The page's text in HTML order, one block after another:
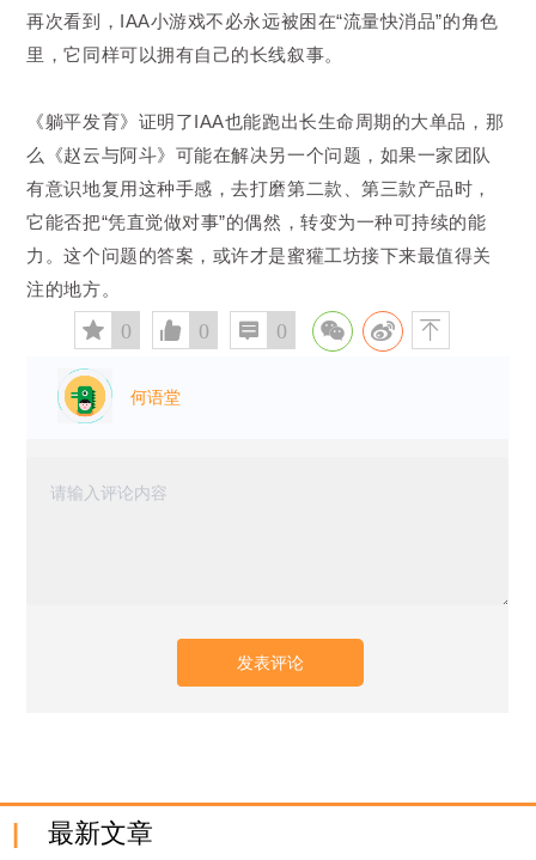
再次看到，IAA小游戏不必永远被困在“流量快消品”的角色
里，它同样可以拥有自己的长线叙事。
《躺平发育》证明了IAA也能跑出长生命周期的大单品，那
么《赵云与阿斗》可能在解决另一个问题，如果一家团队
有意识地复用这种手感，去打磨第二款、第三款产品时，
它能否把“凭直觉做对事”的偶然，转变为一种可持续的能
力。这个问题的答案，或许才是蜜獾工坊接下来最值得关
注的地方。
󰅄 0  0  0 
何语堂
最新文章